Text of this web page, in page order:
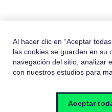
Ingreso
Al hacer clic en “Aceptar
las cookies se guarden en su
navegación del sitio, analizar
con nuestros estudios para
Aceptar